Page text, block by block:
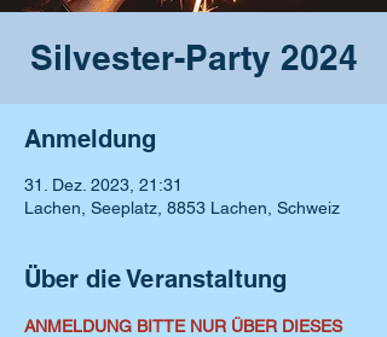
Silvester-Party 2024
Anmeldung
31. Dez. 2023, 21:31
Lachen, Seeplatz, 8853 Lachen, Schweiz
Über die Veranstaltung
ANMELDUNG BITTE NUR ÜBER DIESES